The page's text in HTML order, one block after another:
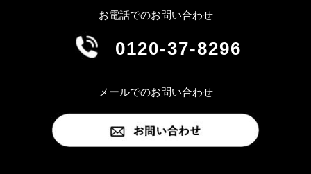
お電話でのお問い合わせ
0120-37-8296
メールでのお問い合わせ